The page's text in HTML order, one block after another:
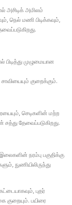
அசிடிக் அமிலம்
நெல் மணி பிடிக்கவும்,
பிடித்து முழுமையான
குறைக்கும்.
செடிகளின் மற்ற
தேவைப்படுகிறது.
நரம்பு பகுதிக்கு
நுணியிலிருந்து
புதர்
பயிரை